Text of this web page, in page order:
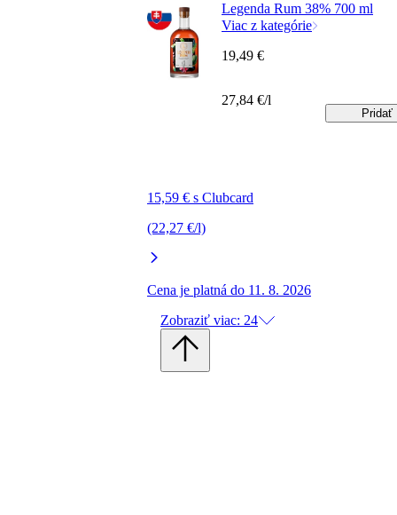
Legenda Rum 38% 700 ml
Viac z kategórie
15,59 € s Clubcard
(22,27 €/l)
Cena je platná do 11. 8. 2026
19,49 €
27,84 €/l
Pridať
Zobraziť viac: 24